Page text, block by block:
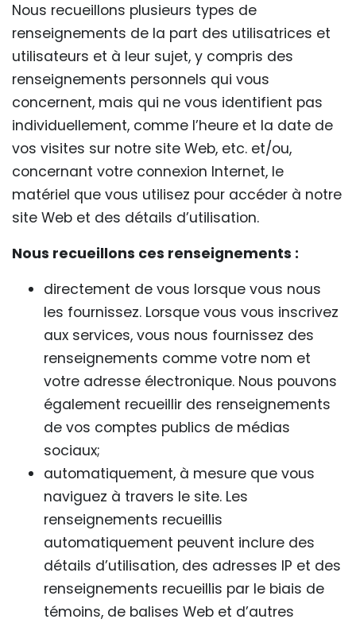
Nous recueillons plusieurs types de
renseignements de la part des utilisatrices et
utilisateurs et à leur sujet, y compris des
renseignements personnels qui vous
concernent, mais qui ne vous identifient pas
individuellement, comme l’heure et la date de
vos visites sur notre site Web, etc. et/ou,
concernant votre connexion Internet, le
matériel que vous utilisez pour accéder à notre
site Web et des détails d’utilisation.
Nous recueillons ces renseignements :
directement de vous lorsque vous nous
les fournissez. Lorsque vous vous inscrivez
aux services, vous nous fournissez des
renseignements comme votre nom et
votre adresse électronique. Nous pouvons
également recueillir des renseignements
de vos comptes publics de médias
sociaux;
automatiquement, à mesure que vous
naviguez à travers le site. Les
renseignements recueillis
automatiquement peuvent inclure des
détails d’utilisation, des adresses IP et des
renseignements recueillis par le biais de
témoins, de balises Web et d’autres